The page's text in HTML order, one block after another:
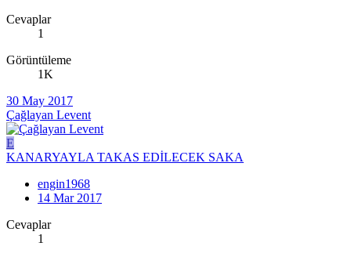
Cevaplar
1
Görüntüleme
1K
30 May 2017
Çağlayan Levent
E
KANARYAYLA TAKAS EDİLECEK SAKA
engin1968
14 Mar 2017
Cevaplar
1